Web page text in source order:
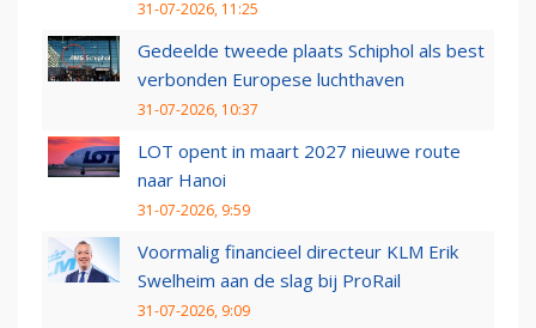
31-07-2026, 11:25
Gedeelde tweede plaats Schiphol als best
verbonden Europese luchthaven
31-07-2026, 10:37
LOT opent in maart 2027 nieuwe route
naar Hanoi
31-07-2026, 9:59
Voormalig financieel directeur KLM Erik
Swelheim aan de slag bij ProRail
31-07-2026, 9:09